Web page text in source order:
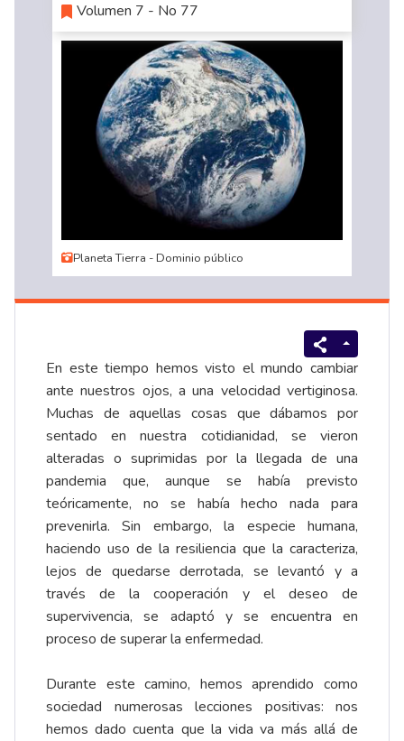
Volumen 7 - No 77
Planeta Tierra - Dominio público
En este tiempo hemos visto el mundo cambiar
ante nuestros ojos, a una velocidad vertiginosa.
Muchas de aquellas cosas que dábamos por
sentado en nuestra cotidianidad, se vieron
alteradas o suprimidas por la llegada de una
pandemia que, aunque se había previsto
teóricamente, no se había hecho nada para
prevenirla. Sin embargo, la especie humana,
haciendo uso de la resiliencia que la caracteriza,
lejos de quedarse derrotada, se levantó y a
través de la cooperación y el deseo de
supervivencia, se adaptó y se encuentra en
proceso de superar la enfermedad.
Durante este camino, hemos aprendido como
sociedad numerosas lecciones positivas: nos
hemos dado cuenta que la vida va más allá de